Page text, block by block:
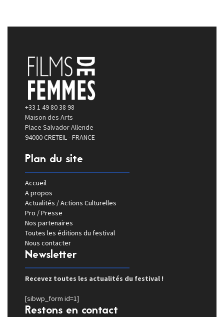
+33 1 49 80 38 98
Maison des Arts
Place Salvador Allende
94000 CRETEIL - FRANCE
Plan du site
Accueil
A propos
Actualités / Actions Culturelles
Pro / Presse
Nos partenaires
Toutes les éditions du festival
Nous contacter
Newsletter
Recevez toutes les actualités du festival !
[sibwp_form id=1]
Restons en contact